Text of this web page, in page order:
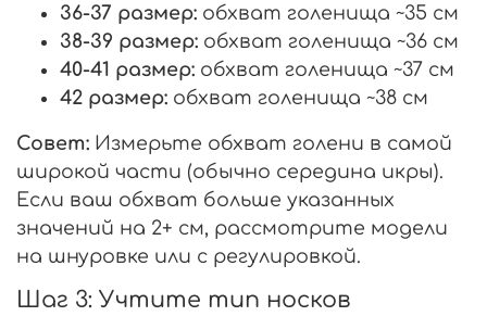
36-37 размер: обхват голенища ~35 см
38-39 размер: обхват голенища ~36 см
40-41 размер: обхват голенища ~37 см
42 размер: обхват голенища ~38 см
Совет: Измерьте обхват голени в самой
широкой части (обычно середина икры).
Если ваш обхват больше указанных
значений на 2+ см, рассмотрите модели
на шнуровке или с регулировкой.
Шаг 3: Учтите тип носков